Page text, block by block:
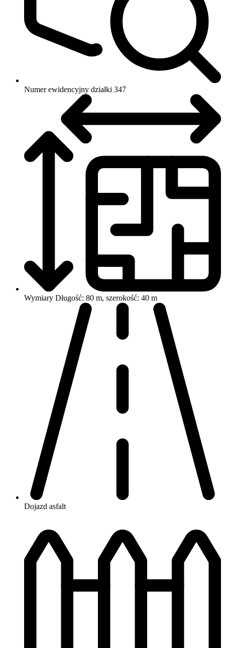
Numer ewidencyjny działki 347
Wymiary Długość: 80 m, szerokość: 40 m
Dojazd asfalt